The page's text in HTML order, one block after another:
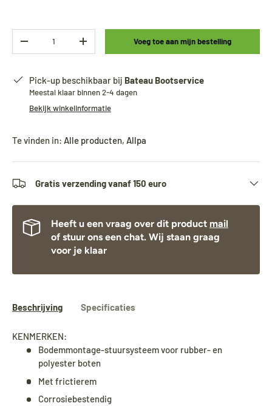
-
+ Voeg toe aan mijn bestelling
Pick-up beschikbaar bij Bateau Bootservice
Meestal klaar binnen 2-4 dagen
Bekijk winkelinformatie
Te vinden in: Alle producten, Allpa
Gratis verzending vanaf 150 euro
Heeft u een vraag over dit product mail
of stuur ons een chat. Wij staan graag
voor je klaar
Beschrijving Specificaties
KENMERKEN:
Bodemmontage-stuursysteem voor rubber- en
polyester boten
Met frictierem
Corrosiebestendig
diverse producten gewoon verzonden.
other products will continue to be shipped.
All other items will be shipped from24